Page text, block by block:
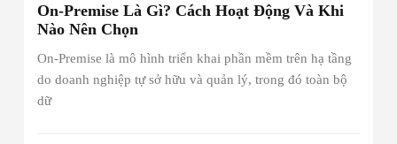
On-Premise Là Gì? Cách Hoạt Động Và Khi
Nào Nên Chọn
On-Premise là mô hình triển khai phần mềm trên hạ tầng
do doanh nghiệp tự sở hữu và quản lý, trong đó toàn bộ
dữ